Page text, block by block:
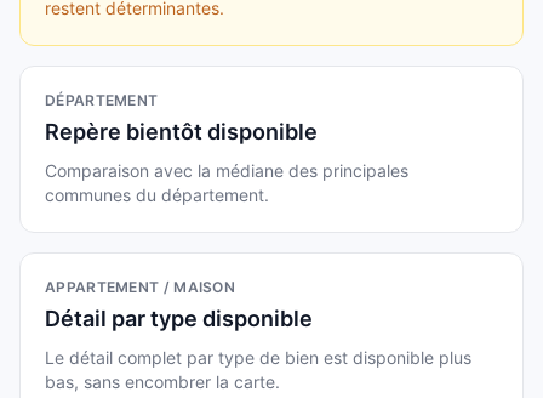
restent déterminantes.
DÉPARTEMENT
Repère bientôt disponible
Comparaison avec la médiane des principales
communes du département.
APPARTEMENT / MAISON
Détail par type disponible
Le détail complet par type de bien est disponible plus
bas, sans encombrer la carte.